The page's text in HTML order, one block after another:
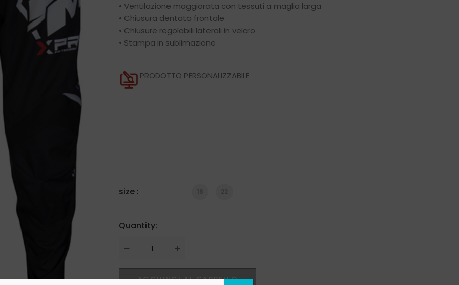
• Ventilazione maggiorata con tessuti a maglia larga
• Chiusura dentata frontale
• Chiusure regolabili laterali in velcro
• Stampa in sublimazione
PRODOTTO PERSONALIZZABILE
size :
Quantity:
Quantity
AGGIUNGI AL CARRELLO